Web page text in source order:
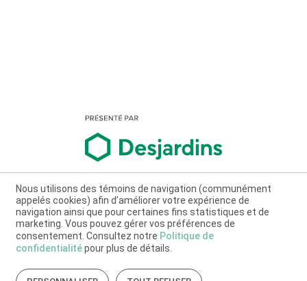
Nous utilisons des témoins de navigation (communément
appelés cookies) afin d’améliorer votre expérience de
navigation ainsi que pour certaines fins statistiques et de
marketing. Vous pouvez gérer vos préférences de
consentement. Consultez notre Politique de
confidentialitépour plus de détails.